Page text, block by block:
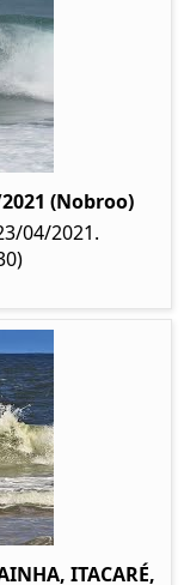
(Nobroo)
04/2021.
ITACARÉ,